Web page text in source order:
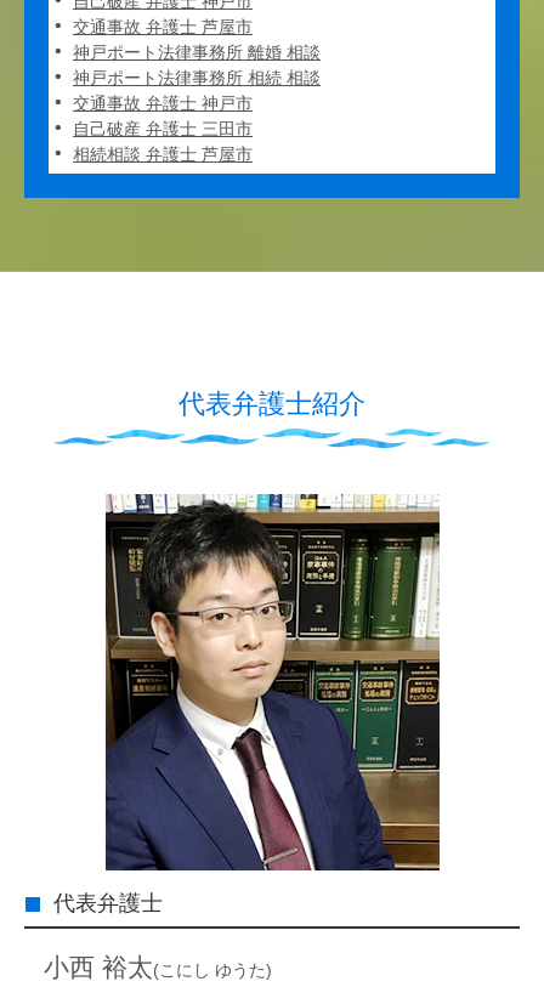
交通事故 弁護士 芦屋市
神戸ポート法律事務所 離婚 相談
神戸ポート法律事務所 相続 相談
交通事故 弁護士 神戸市
自己破産 弁護士 三田市
相続相談 弁護士 芦屋市
代表弁護士紹介
代表弁護士
小西 裕太(こにし ゆうた)